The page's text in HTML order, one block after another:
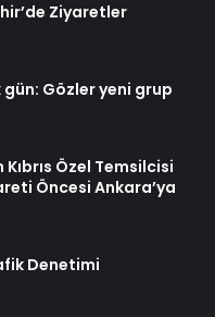
Ziyaretler
gün: Gözler yeni grup
Özel Temsilcisi
Öncesi Ankara’ya
Denetimi